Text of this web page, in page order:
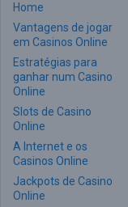
Home
Vantagens de jogar
em Casinos Online
Estratégias para
ganhar num Casino
Online
Slots de Casino
Online
A Internet e os
Casinos Online
Jackpots de Casino
Online